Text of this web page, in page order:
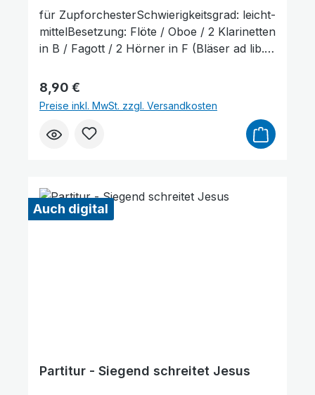
für ZupforchesterSchwierigkeitsgrad: leicht-
mittelBesetzung: Flöte / Oboe / 2 Klarinetten
in B / Fagott / 2 Hörner in F (Bläser ad lib.)
KontrabassLieferumfang: Partitur und
Stimmenauszüge, Stimmenauszüge dürfen
als Kopiervorlage verwendet werden. Die
Lieferzeit beträgt ca. 7 Werktage, da dieser
Artikel erst nach Bestellung gedruckt wird.
Regulärer Preis:
8,90 €
Preise inkl. MwSt. zzgl. Versandkosten
Auch digital
Partitur - Siegend schreitet Jesus